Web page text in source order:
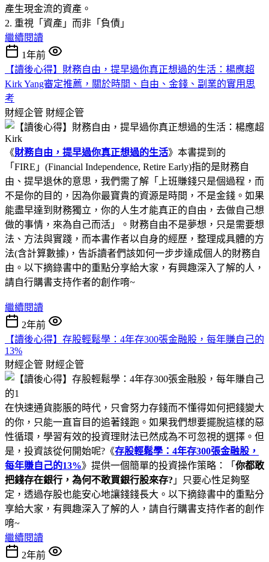
產生現金流的資產。
2. 重視「資產」而非「負債」
繼續閱讀
1年前
【讀後心得】財務自由，提早過你真正想過的生活：楊應超
Kirk Yang審定推薦，關於時間、自由、金錢、副業的實用思
考
財經企管 財經企管
《財務自由，提早過你真正想過的生活》本書提到的
「FIRE」(Financial Independence, Retire Early)指的是財務自
由、提早退休的意思，我們需了解「上班賺錢只是個過程，而
不是你的目的，因為你最寶貴的資源是時間，不是金錢。如果
能盡早達到財務獨立，你的人生才能真正的自由，去做自己想
做的事情，來為自己而活」。財務自由不是夢想，只是需要想
法、方法與實踐，而本書作者以自身的經歷，整理成具體的方
法(含計算數據)，告訴讀者們該如何一步步達成個人的財務自
由。以下摘錄書中的重點分享給大家，有興趣深入了解的人，
請自行購書支持作者的創作唷~
繼續閱讀
2年前
【讀後心得】存股輕鬆學：4年存300張金融股，每年賺自己的
13%
財經企管 財經企管
在快速通貨膨脹的時代，只會努力存錢而不懂得如何把錢變大
的你，只能一直盲目的追著錢跑。如果我們想要擺脫這樣的惡
性循環，學習有效的投資理財法已然成為不可忽視的選擇。但
是，投資該從何開始呢?《存股輕鬆學：4年存300張金融股，
每年賺自己的13%》提供一個簡單的投資操作策略：「 你都敢
把錢存在銀行，為何不敢買銀行股來存? 」只要心性足夠堅
定，透過存股也能安心地讓錢錢長大。以下摘錄書中的重點分
享給大家，有興趣深入了解的人，請自行購書支持作者的創作
唷~
繼續閱讀
2年前